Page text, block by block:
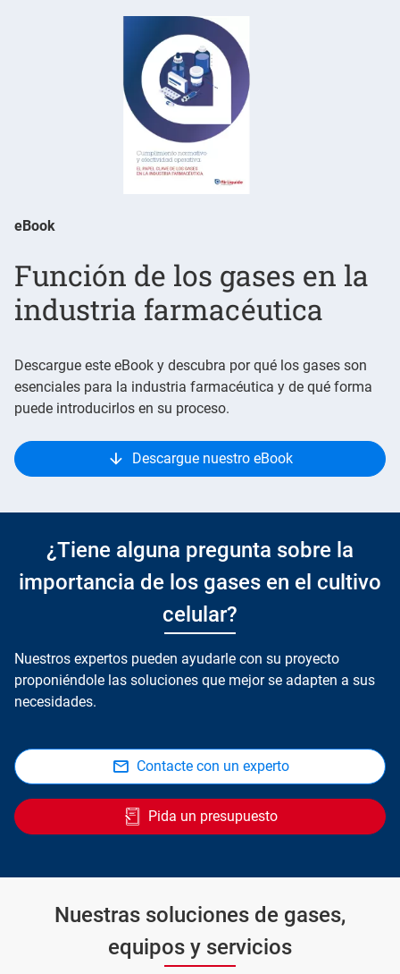
eBook
Función de los gases en la
industria farmacéutica
Descargue este eBook y descubra por qué los gases son
esenciales para la industria farmacéutica y de qué forma
puede introducirlos en su proceso.
Descargue nuestro eBook
¿Tiene alguna pregunta sobre la
importancia de los gases en el cultivo
celular?
Nuestros expertos pueden ayudarle con su proyecto
proponiéndole las soluciones que mejor se adapten a sus
necesidades.
Contacte con un experto
Pida un presupuesto
Nuestras soluciones de gases,
equipos y servicios